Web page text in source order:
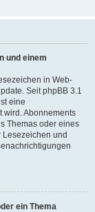
und einem
in Web-
Seit phpBB 3.1
eine
wird. Abonnements
Themas oder eines
und
ein Thema